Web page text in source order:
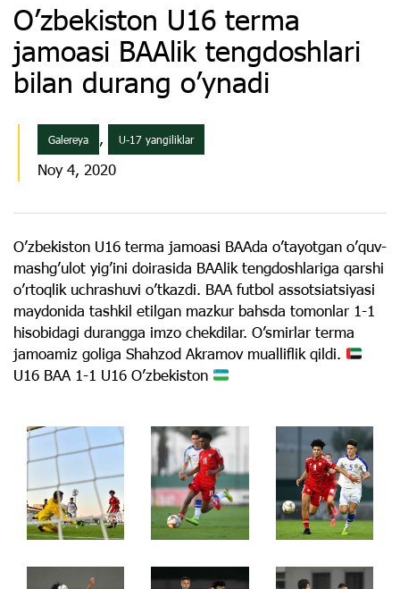
O’zbekiston U16 terma
jamoasi BAAlik tengdoshlari
bilan durang o’ynadi
Galereya , U-17 yangiliklar
Noy 4, 2020
O’zbekiston U16 terma jamoasi BAAda o’tayotgan o’quv-
mashg’ulot yig’ini doirasida BAAlik tengdoshlariga qarshi
o’rtoqlik uchrashuvi o’tkazdi. BAA futbol assotsiatsiyasi
maydonida tashkil etilgan mazkur bahsda tomonlar 1-1
hisobidagi durangga imzo chekdilar. O’smirlar terma
jamoamiz goliga Shahzod Akramov mualliflik qildi.
U16 BAA 1-1 U16 O’zbekiston